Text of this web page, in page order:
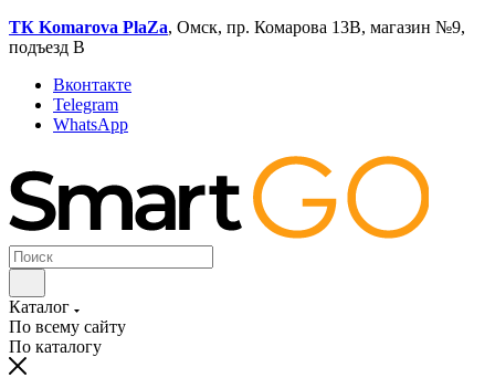
ТК Komarova PlaZa, Омск, пр. Комарова 13В, магазин №9,
подъезд В
Вконтакте
Telegram
WhatsApp
Каталог
По всему сайту
По каталогу